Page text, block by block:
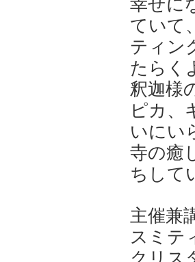
幸せに
ていて
ティン
たらく
釈迦様
ピカ、
いにい
寺の癒
ちして
主催兼
スミテ
クリス